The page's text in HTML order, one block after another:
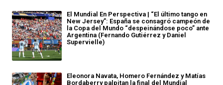
El Mundial En Perspectiva | “El último tango en
New Jersey”: España se consagró campeón de
la Copa del Mundo “despeinándose poco” ante
Argentina (Fernando Gutiérrez y Daniel
Supervielle)
Eleonora Navata, Homero Fernández y Matías
Bordaberry palpitan la final del Mundial